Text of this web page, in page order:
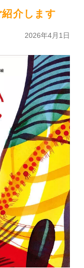
介します
2026年4月1日